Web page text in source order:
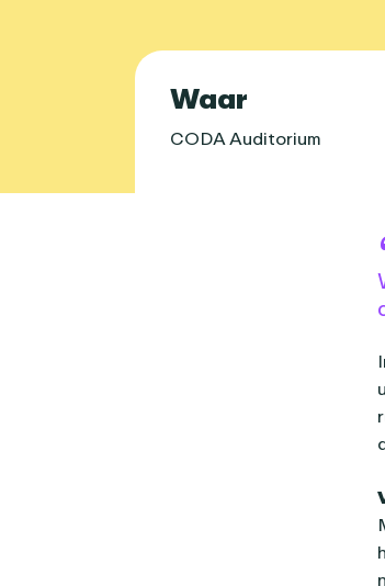
Waar
CODA Auditorium